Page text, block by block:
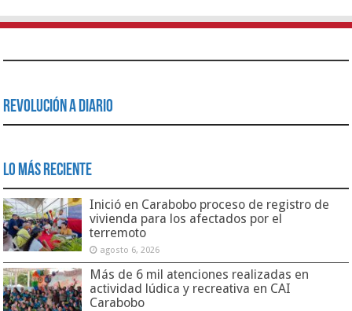
Revolución a Diario
Lo Más Reciente
Inició en Carabobo proceso de registro de
vivienda para los afectados por el
terremoto
agosto 6, 2026
Más de 6 mil atenciones realizadas en
actividad lúdica y recreativa en CAI
Carabobo